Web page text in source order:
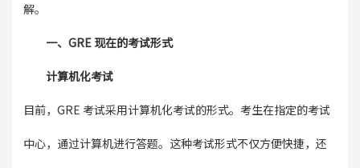
解。
一、GRE 现在的考试形式
计算机化考试
目前，GRE 考试采用计算机化考试的形式。考生在指定的考试
中心，通过计算机进行答题。这种考试形式不仅方便快捷，还